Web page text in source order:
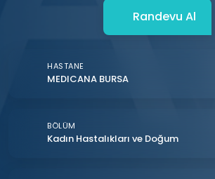
Randevu Al
HASTANE
MEDICANA BURSA
BÖLÜM
Kadın Hastalıkları ve Doğum